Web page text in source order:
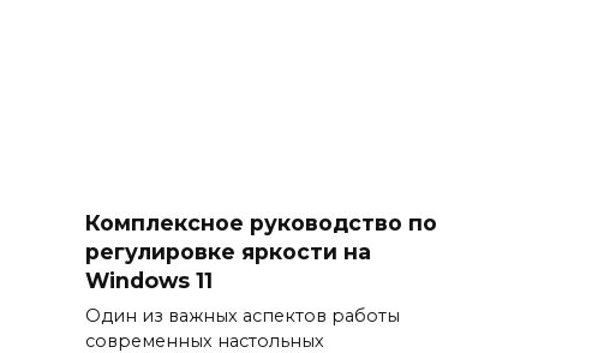
Комплексное руководство по
регулировке яркости на
Windows 11
Один из важных аспектов работы
современных настольных